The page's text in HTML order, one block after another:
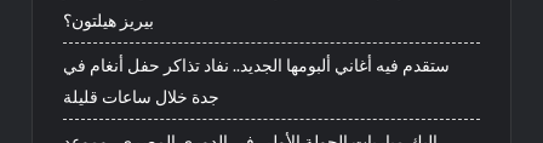
بيريز هيلتون؟
ستقدم فيه أغاني ألبومها الجديد.. نفاد تذاكر حفل أنغام في
جدة خلال ساعات قليلة